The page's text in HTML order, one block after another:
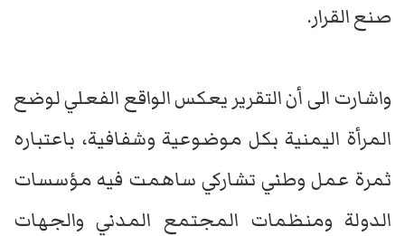
صنع القرار.
واشارت الى أن التقرير يعكس الواقع الفعلي لوضع
المرأة اليمنية بكل موضوعية وشفافية، باعتباره
ثمرة عمل وطني تشاركي ساهمت فيه مؤسسات
الدولة ومنظمات المجتمع المدني والجهات